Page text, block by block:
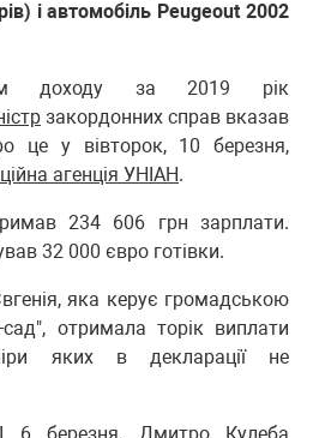
і автомобіль Peugeout 2002
доходу за 2019 рік
закордонних справ вказав
це у вівторок, 10 березня,
агенція УНІАН.
234 606 грн зарплати.
32 000 євро готівки.
яка керує громадською
сад", отримала торік виплати
яких в декларації не